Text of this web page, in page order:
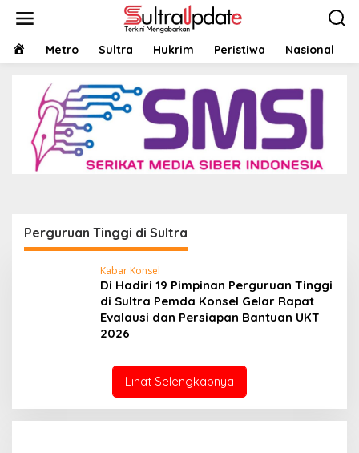
HOMEMetro Sultra Hukrim Peristiwa Nasional
Perguruan Tinggi di Sultra
Kabar Konsel
Di Hadiri 19 Pimpinan Perguruan Tinggi
di Sultra Pemda Konsel Gelar Rapat
Evalausi dan Persiapan Bantuan UKT
2026
Lihat Selengkapnya